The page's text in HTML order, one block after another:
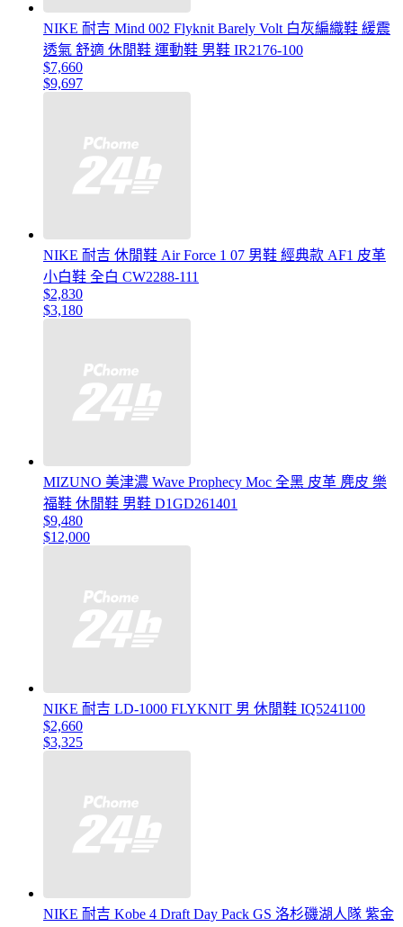
NIKE 耐吉 Mind 002 Flyknit Barely Volt 白灰編織鞋 緩震
透氣 舒適 休閒鞋 運動鞋 男鞋 IR2176-100
$7,660
$9,697
NIKE 耐吉 休閒鞋 Air Force 1 07 男鞋 經典款 AF1 皮革
小白鞋 全白 CW2288-111
$2,830
$3,180
MIZUNO 美津濃 Wave Prophecy Moc 全黑 皮革 麂皮 樂
福鞋 休閒鞋 男鞋 D1GD261401
$9,480
$12,000
NIKE 耐吉 LD-1000 FLYKNIT 男 休閒鞋 IQ5241100
$2,660
$3,325
NIKE 耐吉 Kobe 4 Draft Day Pack GS 洛杉磯湖人隊 紫金